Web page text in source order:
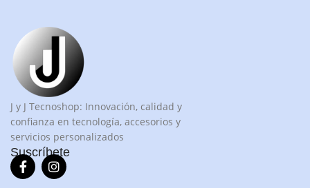
J y J Tecnoshop: Innovación, calidad y
confianza en tecnología, accesorios y
servicios personalizados
Suscríbete